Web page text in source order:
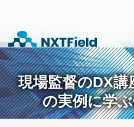
現場監督のDX
の実例に学